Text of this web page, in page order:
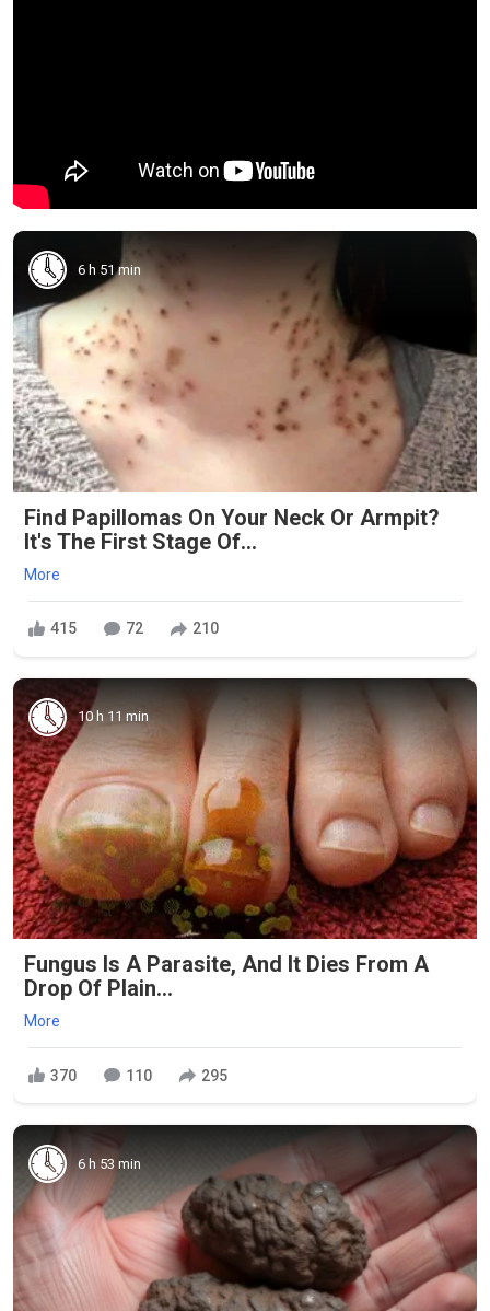
6 h 51 min
Find Papillomas On Your Neck Or Armpit?
It's The First Stage Of...
More
415 72 210
10 h 11 min
Fungus Is A Parasite, And It Dies From A
Drop Of Plain...
More
370 110 295
6 h 53 min